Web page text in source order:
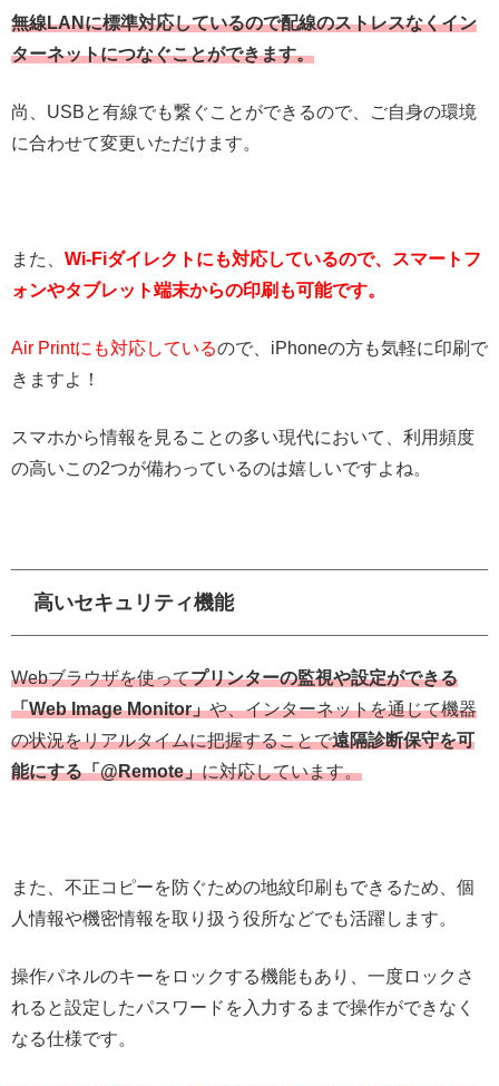
無線LANに標準対応しているので配線のストレスなくイン
ターネットにつなぐことができます。
尚、USBと有線でも繋ぐことができるので、ご自身の環境
に合わせて変更いただけます。
また、 Wi-Fiダイレクトにも対応しているので、スマートフ
ォンやタブレット端末からの印刷も可能です。
Air Printにも対応しているので、iPhoneの方も気軽に印刷で
きますよ！
スマホから情報を見ることの多い現代において、利用頻度
の高いこの2つが備わっているのは嬉しいですよね。
高いセキュリティ機能
Webブラウザを使ってプリンターの監視や設定ができる
「Web Image Monitor」や、インターネットを通じて機器
の状況をリアルタイムに把握することで遠隔診断保守を可
能にする「@Remote」に対応しています。
また、不正コピーを防ぐための地紋印刷もできるため、個
人情報や機密情報を取り扱う役所などでも活躍します。
操作パネルのキーをロックする機能もあり、一度ロックさ
れると設定したパスワードを入力するまで操作ができなく
なる仕様です。